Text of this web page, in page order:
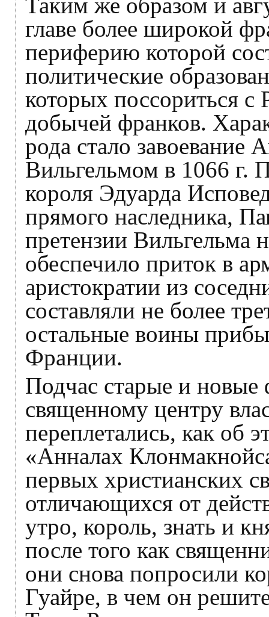
главе более широкой
периферию которой
политические
которых поссориться с
добычей франков.
рода стало завоевание
Вильгельмом в 1066 г.
короля Эдуарда
прямого наследника,
претензии Вильгельма
обеспечило приток в
аристократии из
составляли не более
остальные воины
Франции.
Подчас старые и
священному центру
переплетались, как об
«Анналах
первых христианских
отличающихся от
утро, король, знать и
после того как
они снова попросили
Гуайре, в чем он